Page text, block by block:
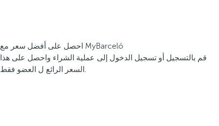
احصل على أفضل سعر مع MyBarceló
قم بالتسجيل أو تسجيل الدخول إلى عملية الشراء واحصل على هذا
السعر الرائع ل العضو فقط.